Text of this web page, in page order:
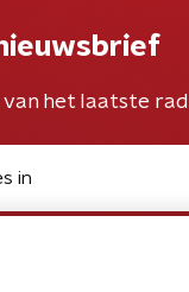
het laatste